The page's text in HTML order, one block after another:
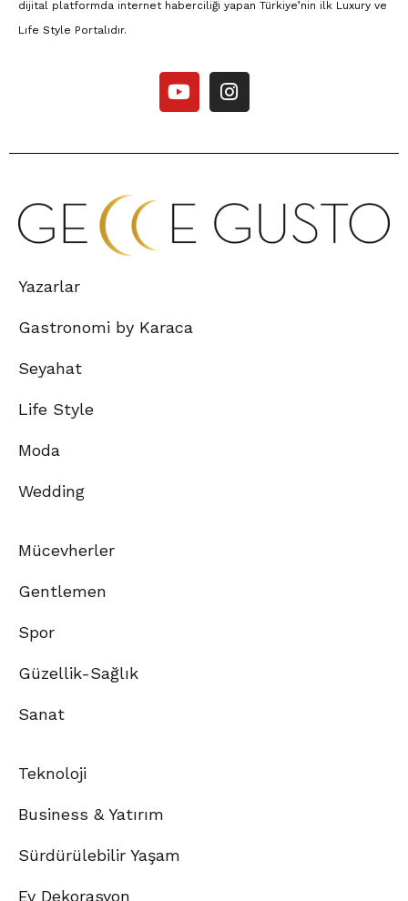
dijital platformda internet haberciliği yapan Türkiye’nin ilk Luxury ve
Lıfe Style Portalıdır.
Yazarlar
Gastronomi by Karaca
Seyahat
Life Style
Moda
Wedding
Mücevherler
Gentlemen
Spor
Güzellik-Sağlık
Sanat
Teknoloji
Business & Yatırım
Sürdürülebilir Yaşam
Ev Dekorasyon